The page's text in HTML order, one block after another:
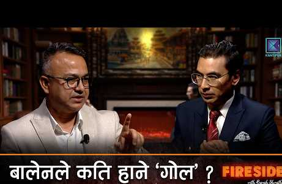
समाचार
राजनीति
खेलकुद
अन्तर्राष्ट्रिय
अर्थ
भिडियो
विचार
कला / साहित्य